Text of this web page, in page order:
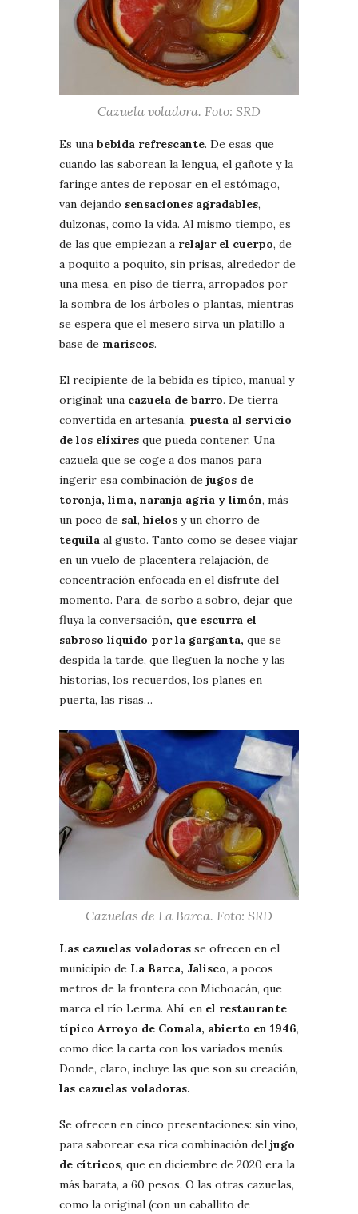
Cazuela voladora. Foto: SRD
Es una bebida refrescante. De esas que
cuando las saborean la lengua, el gañote y la
faringe antes de reposar en el estómago,
van dejando sensaciones agradables,
dulzonas, como la vida. Al mismo tiempo, es
de las que empiezan a relajar el cuerpo, de
a poquito a poquito, sin prisas, alrededor de
una mesa, en piso de tierra, arropados por
la sombra de los árboles o plantas, mientras
se espera que el mesero sirva un platillo a
base de mariscos.
El recipiente de la bebida es típico, manual y
original: una cazuela de barro. De tierra
convertida en artesanía, puesta al servicio
de los elíxires que pueda contener. Una
cazuela que se coge a dos manos para
ingerir esa combinación de jugos de
toronja, lima, naranja agria y limón, más
un poco de sal, hielos y un chorro de
tequila al gusto. Tanto como se desee viajar
en un vuelo de placentera relajación, de
concentración enfocada en el disfrute del
momento. Para, de sorbo a sobro, dejar que
fluya la conversación, que escurra el
sabroso líquido por la garganta, que se
despida la tarde, que lleguen la noche y las
historias, los recuerdos, los planes en
puerta, las risas…
Cazuelas de La Barca. Foto: SRD
Las cazuelas voladoras se ofrecen en el
municipio de La Barca, Jalisco, a pocos
metros de la frontera con Michoacán, que
marca el río Lerma. Ahí, en el restaurante
típico Arroyo de Comala, abierto en 1946,
como dice la carta con los variados menús.
Donde, claro, incluye las que son su creación,
las cazuelas voladoras.
Se ofrecen en cinco presentaciones: sin vino,
para saborear esa rica combinación del jugo
de cítricos, que en diciembre de 2020 era la
más barata, a 60 pesos. O las otras cazuelas,
como la original (con un caballito de